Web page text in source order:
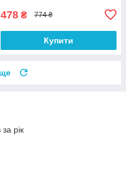
478 ₴ 774 ₴
Купити
рік